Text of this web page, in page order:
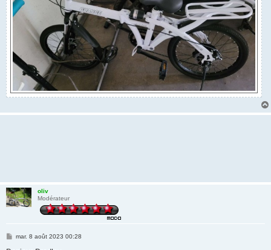
oliv
Modérateur
Mmar. 8 août 2023 00:28